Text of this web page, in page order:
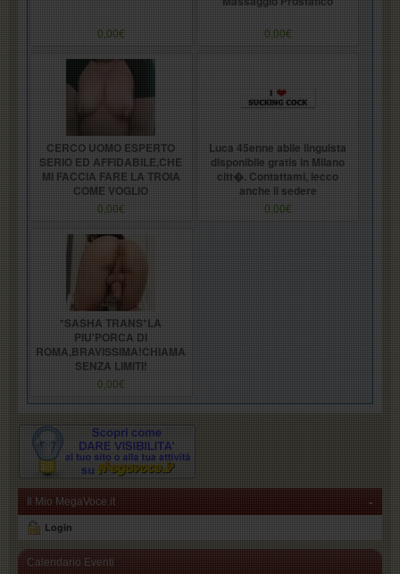
0,00€ 0,00€
CERCO UOMO ESPERTO
SERIO ED AFFIDABILE,CHE
MI FACCIA FARE LA TROIA
COME VOGLIO
0,00€
Luca 45enne abile linguista
disponibile gratis in Milano
citt�. Contattami, lecco
anche il sedere
0,00€
*SASHA TRANS*LA
PIU'PORCA DI
ROMA,BRAVISSIMA!CHIAMAMI,3247955363,PIACERE
SENZA LIMITI!
(CENTOCELLE)
0,00€
-
Il Mio MegaVoce.it
Login
Calendario Eventi